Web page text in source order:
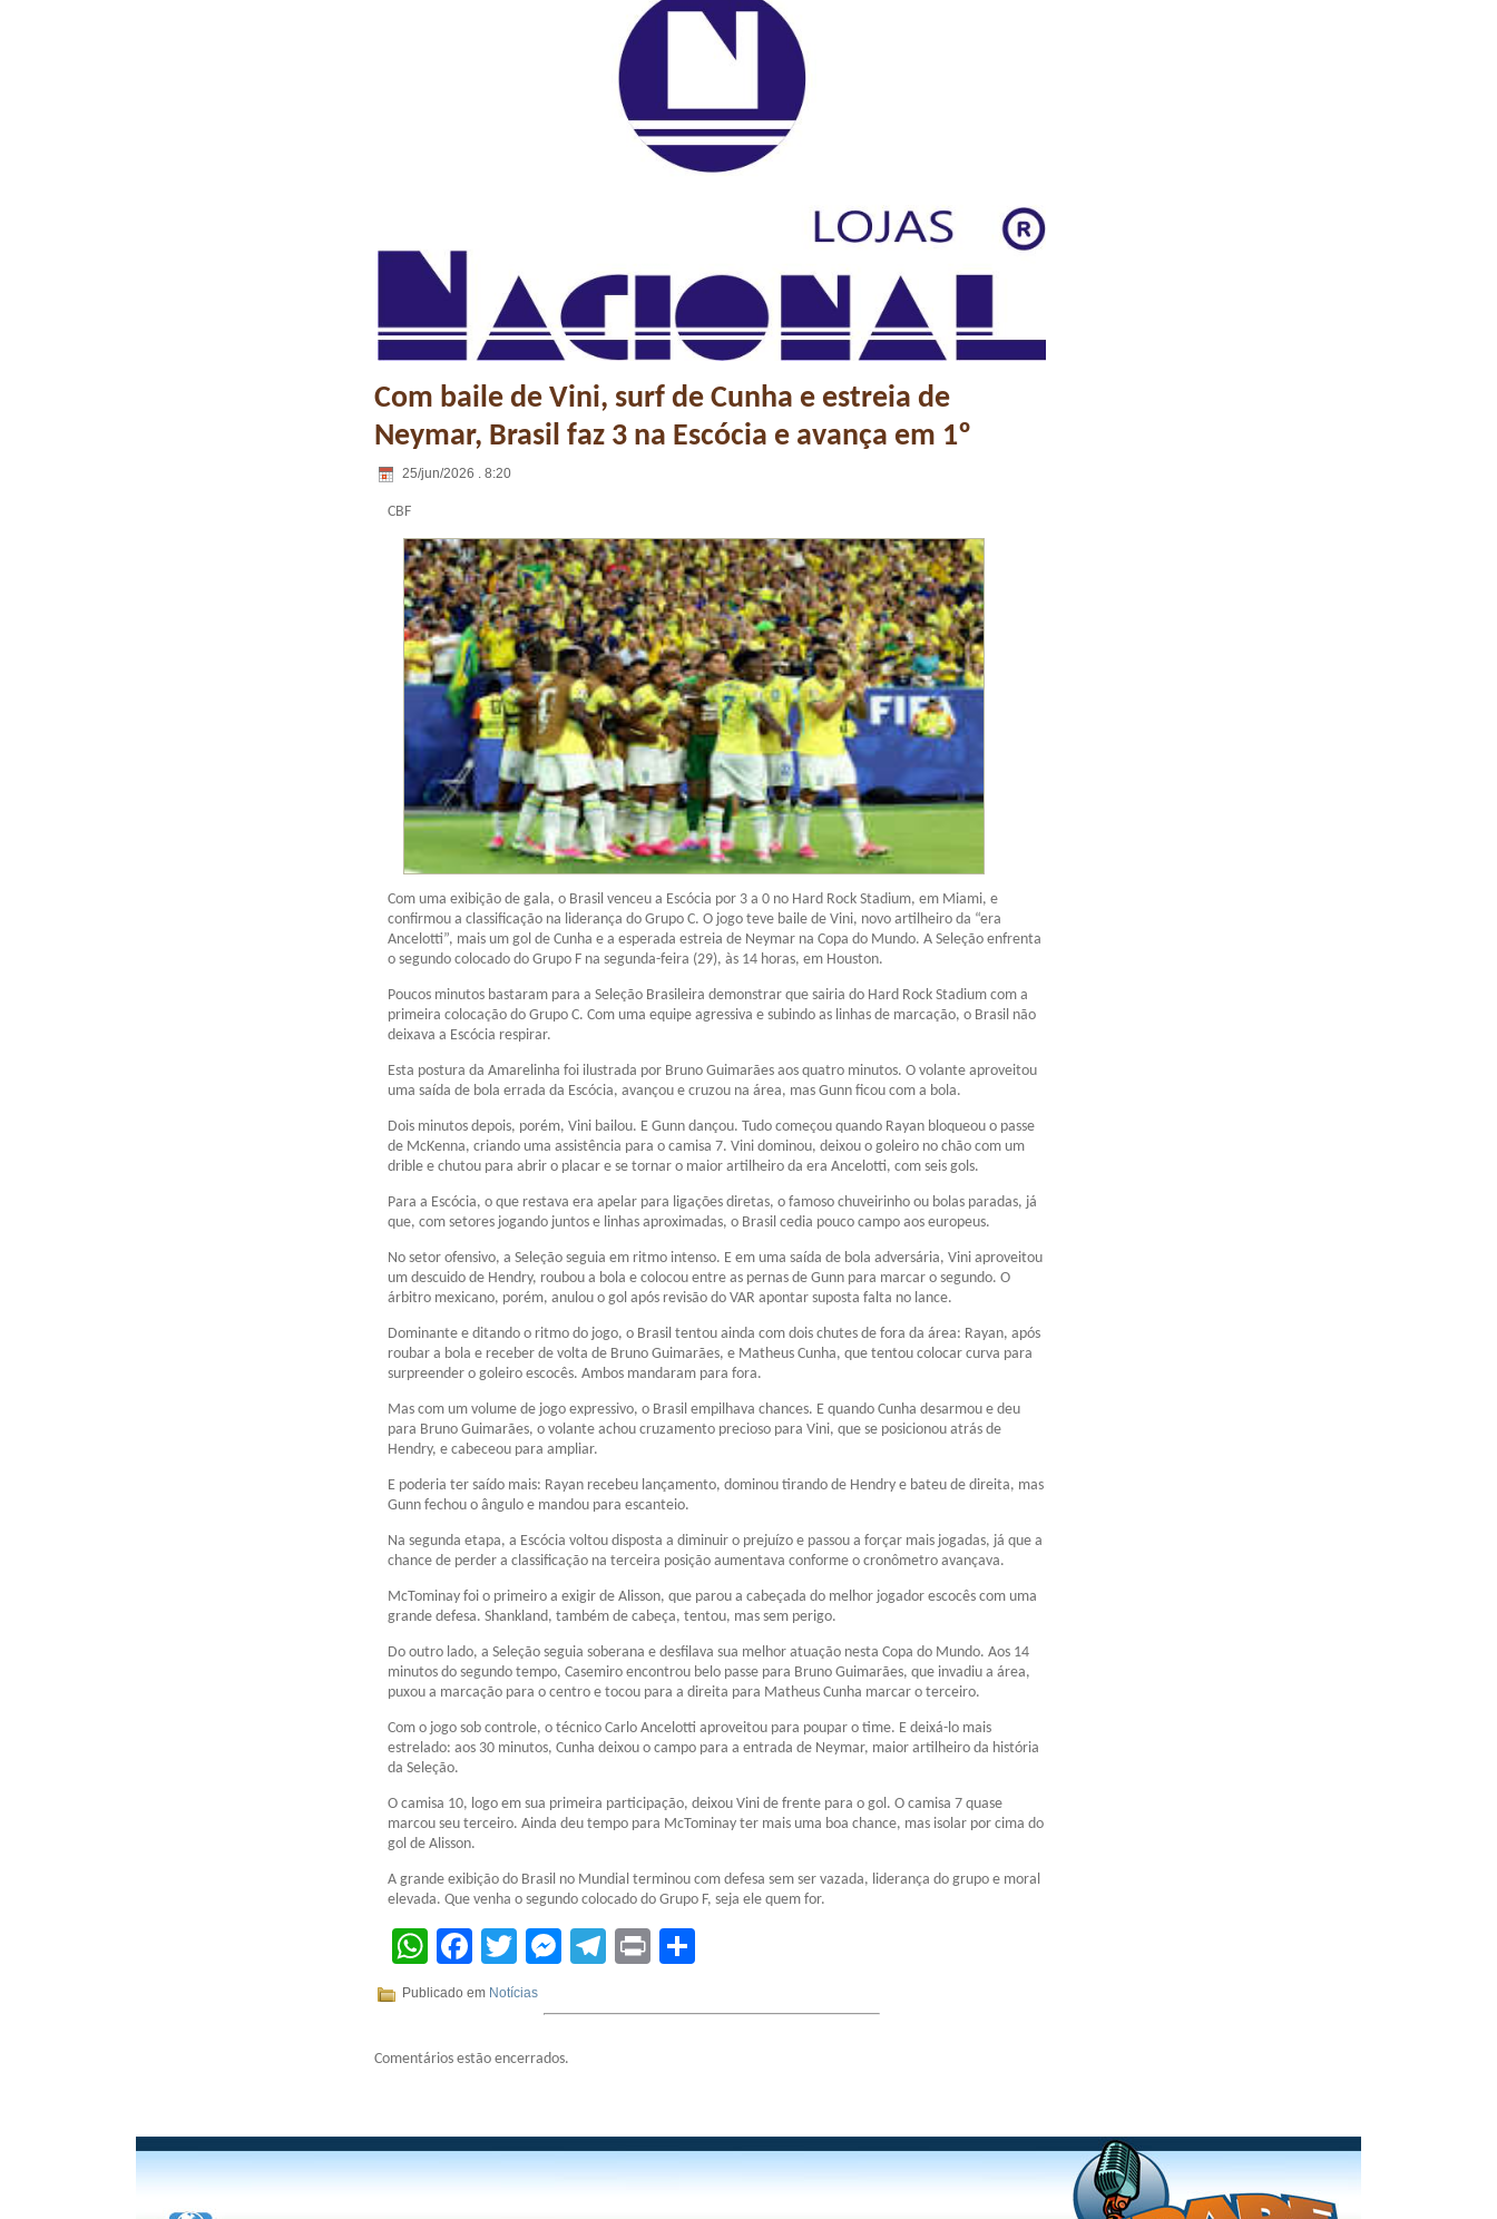
Com baile de Vini, surf de Cunha e estreia de
Neymar, Brasil faz 3 na Escócia e avança em 1º
25/jun/2026 . 8:20
CBF
Com uma exibição de gala, o Brasil venceu a Escócia por 3 a 0 no Hard Rock Stadium, em Miami, e
confirmou a classificação na liderança do Grupo C. O jogo teve baile de Vini, novo artilheiro da “era
Ancelotti”, mais um gol de Cunha e a esperada estreia de Neymar na Copa do Mundo. A Seleção enfrenta
o segundo colocado do Grupo F na segunda-feira (29), às 14 horas, em Houston.
Poucos minutos bastaram para a Seleção Brasileira demonstrar que sairia do Hard Rock Stadium com a
primeira colocação do Grupo C. Com uma equipe agressiva e subindo as linhas de marcação, o Brasil não
deixava a Escócia respirar.
Esta postura da Amarelinha foi ilustrada por Bruno Guimarães aos quatro minutos. O volante aproveitou
uma saída de bola errada da Escócia, avançou e cruzou na área, mas Gunn ficou com a bola.
Dois minutos depois, porém, Vini bailou. E Gunn dançou. Tudo começou quando Rayan bloqueou o passe
de McKenna, criando uma assistência para o camisa 7. Vini dominou, deixou o goleiro no chão com um
drible e chutou para abrir o placar e se tornar o maior artilheiro da era Ancelotti, com seis gols.
Para a Escócia, o que restava era apelar para ligações diretas, o famoso chuveirinho ou bolas paradas, já
que, com setores jogando juntos e linhas aproximadas, o Brasil cedia pouco campo aos europeus.
No setor ofensivo, a Seleção seguia em ritmo intenso. E em uma saída de bola adversária, Vini aproveitou
um descuido de Hendry, roubou a bola e colocou entre as pernas de Gunn para marcar o segundo. O
árbitro mexicano, porém, anulou o gol após revisão do VAR apontar suposta falta no lance.
Dominante e ditando o ritmo do jogo, o Brasil tentou ainda com dois chutes de fora da área: Rayan, após
roubar a bola e receber de volta de Bruno Guimarães, e Matheus Cunha, que tentou colocar curva para
surpreender o goleiro escocês. Ambos mandaram para fora.
Mas com um volume de jogo expressivo, o Brasil empilhava chances. E quando Cunha desarmou e deu
para Bruno Guimarães, o volante achou cruzamento precioso para Vini, que se posicionou atrás de
Hendry, e cabeceou para ampliar.
E poderia ter saído mais: Rayan recebeu lançamento, dominou tirando de Hendry e bateu de direita, mas
Gunn fechou o ângulo e mandou para escanteio.
Na segunda etapa, a Escócia voltou disposta a diminuir o prejuízo e passou a forçar mais jogadas, já que a
chance de perder a classificação na terceira posição aumentava conforme o cronômetro avançava.
McTominay foi o primeiro a exigir de Alisson, que parou a cabeçada do melhor jogador escocês com uma
grande defesa. Shankland, também de cabeça, tentou, mas sem perigo.
Do outro lado, a Seleção seguia soberana e desfilava sua melhor atuação nesta Copa do Mundo. Aos 14
minutos do segundo tempo, Casemiro encontrou belo passe para Bruno Guimarães, que invadiu a área,
puxou a marcação para o centro e tocou para a direita para Matheus Cunha marcar o terceiro.
Com o jogo sob controle, o técnico Carlo Ancelotti aproveitou para poupar o time. E deixá-lo mais
estrelado: aos 30 minutos, Cunha deixou o campo para a entrada de Neymar, maior artilheiro da história
da Seleção.
O camisa 10, logo em sua primeira participação, deixou Vini de frente para o gol. O camisa 7 quase
marcou seu terceiro. Ainda deu tempo para McTominay ter mais uma boa chance, mas isolar por cima do
gol de Alisson.
A grande exibição do Brasil no Mundial terminou com defesa sem ser vazada, liderança do grupo e moral
elevada. Que venha o segundo colocado do Grupo F, seja ele quem for.
WhatsApp
Facebook
Twitter
Messenger
Telegram
Print
Publicado em Notícias
Comentários estão encerrados.